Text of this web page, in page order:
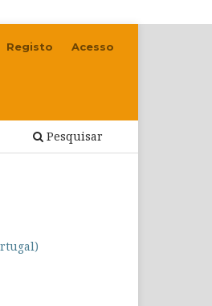
Pesquisar
Registo Acesso